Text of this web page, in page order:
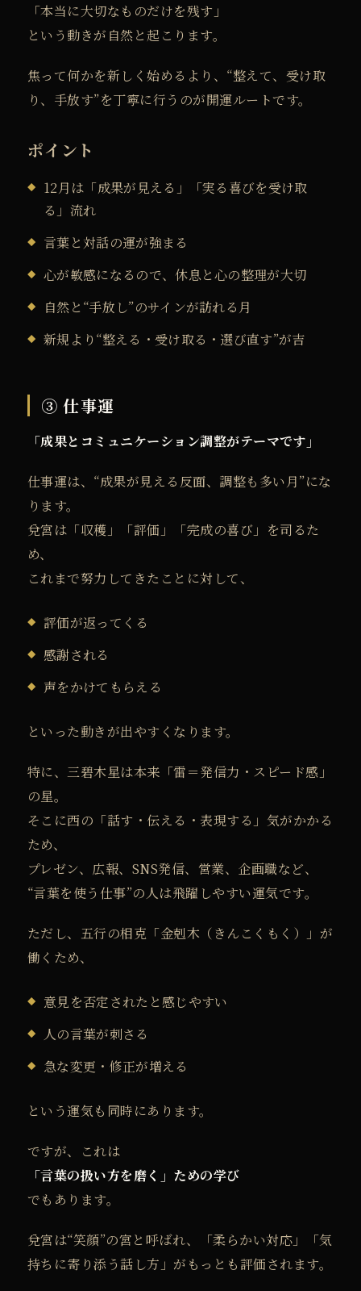
「本当に大切なものだけを残す」
という動きが自然と起こります。
焦って何かを新しく始めるより、“整えて、受け取
り、手放す”を丁寧に行うのが開運ルートです。
ポイント
12月は「成果が見える」「実る喜びを受け取
る」流れ
言葉と対話の運が強まる
心が敏感になるので、休息と心の整理が大切
自然と“手放し”のサインが訪れる月
新規より“整える・受け取る・選び直す”が吉
③ 仕事運
「成果とコミュニケーション調整がテーマです」
仕事運は、“成果が見える反面、調整も多い月”にな
ります。
兌宮は「収穫」「評価」「完成の喜び」を司るた
め、
これまで努力してきたことに対して、
評価が返ってくる
感謝される
声をかけてもらえる
といった動きが出やすくなります。
特に、三碧木星は本来「雷＝発信力・スピード感」
の星。
そこに西の「話す・伝える・表現する」気がかかる
ため、
プレゼン、広報、SNS発信、営業、企画職など、
“言葉を使う仕事”の人は飛躍しやすい運気です。
ただし、五行の相克「金剋木（きんこくもく）」が
働くため、
意見を否定されたと感じやすい
人の言葉が刺さる
急な変更・修正が増える
という運気も同時にあります。
ですが、これは
「言葉の扱い方を磨く」ための学び
でもあります。
兌宮は“笑顔”の宮と呼ばれ、
「柔らかい対応」「気
持ちに寄り添う話し方」がもっとも評価されます。